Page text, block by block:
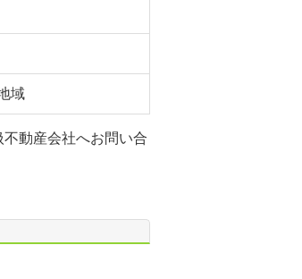
域
動産会社へお問い合